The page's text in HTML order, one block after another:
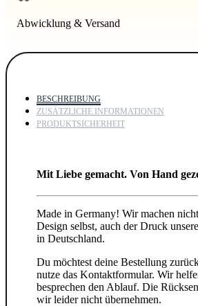
Abwicklung & Versand
BESCHREIBUNG
ZUSÄTZLICHE INFORMATIONEN
PRODUKTSICHERHEIT
Mit Liebe gemacht. Von Hand
Made in Germany! Wir machen
Design selbst, auch der Druck
in Deutschland.
Du möchtest deine Bestellung
nutze das Kontaktformular. Wir
besprechen den Ablauf. Die
wir leider nicht übernehmen.